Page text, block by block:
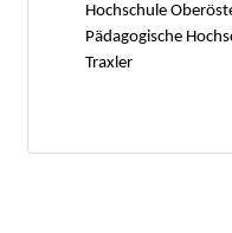
Hochschule
Pädagogische
Traxler